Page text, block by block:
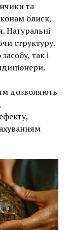
та
блиск,
Натуральні
структуру.
так і
дозволяють